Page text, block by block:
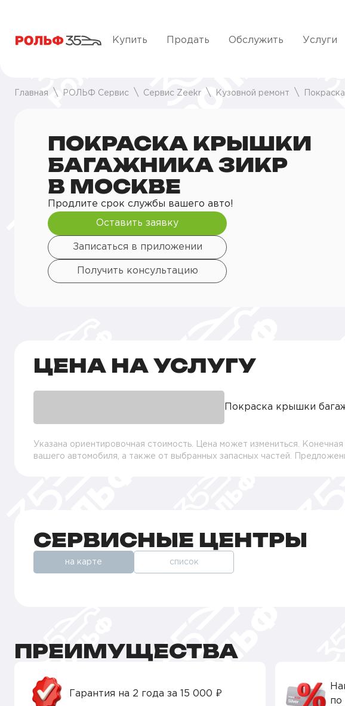
Купить Продать Обслужить Услуги
Главная РОЛЬФ Сервис Сервис Zeekr Кузовной ремонт
ПОКРАСКА КРЫШКИ
БАГАЖНИКА ЗИКР
В МОСКВЕ
Продлите срок службы вашего авто!
Оставить заявку
Записаться в приложении
Получить консультацию
ЦЕНА НА УСЛУГУ
Покраска крышки
Указана ориентировочная стоимость. Цена может измениться.
вашего автомобиля, а также от выбранных запасных частей.
СЕРВИСНЫЕ ЦЕНТРЫ
на карте список
ПРЕИМУЩЕСТВА
Гарантия на 2 года за 15 000 ₽
по